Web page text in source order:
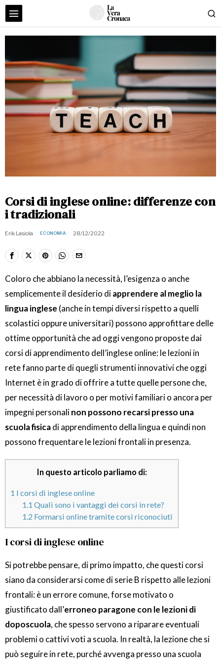
Corsi di inglese online: differenze con
i tradizionali
Erik Lasiola ECONOMIA 28/12/2022
Coloro che abbiano la necessità, l’esigenza o anche
semplicemente il desiderio diapprendere al meglio la
lingua inglese (anche in tempi diversi rispetto a quelli
scolastici oppure universitari) possono approfittare delle
ottime opportunità che ad oggi vengono proposte dai
corsi di apprendimento dell’inglese online: le lezioni in
rete fanno parte di quegli strumenti innovativi che oggi
Internet è in grado di offrire a tutte quelle persone che,
per necessità di lavoro o per motivi familiari o ancora per
impegni personalinon possono recarsi presso una
scuola fisicadi apprendimento della lingua e quindi non
possono frequentare le lezioni frontali in presenza.
In questo articolo parliamo di:
1 I corsi di inglese online
1.1 Quali sono i vantaggi dei corsi in rete?
1.2 Formarsi online tramite corsi riconociuti
I corsi di inglese online
Si potrebbe pensare, di primo impatto, che questi corsi
siano da considerarsi come di serie B rispetto alle lezioni
frontali: è un errore comune, forse motivato o
giustificato dall’erroneo paragone con le lezioni di
doposcuola, che spesso servono a riparare eventuali
problemi o cattivi voti a scuola. In realtà, la lezione che si
può seguire in rete, purché avvenga presso una scuola